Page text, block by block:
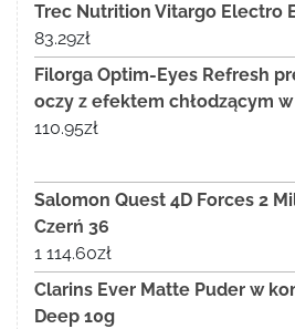
Trec Nutrition Vitargo Electro
83.29zł
Filorga Optim-Eyes Refresh
oczy z efektem chłodzącym
110.95zł
Salomon Quest 4D Forces 2
Czerń 36
1 114.60zł
Clarins Ever Matte Puder w
Deep 10g